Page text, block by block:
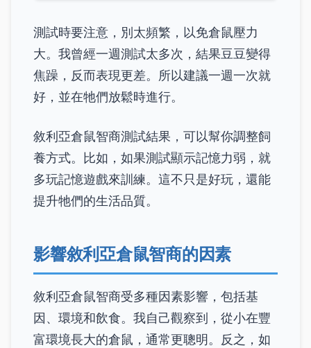
測試時要注意，別太頻繁，以免倉鼠壓力
大。我曾經一週測試太多次，結果豆豆變得
焦躁，反而表現更差。所以建議一週一次就
好，並在牠們放鬆時進行。
敘利亞倉鼠智商測試結果，可以幫你調整飼
養方式。比如，如果測試顯示記憶力弱，就
多玩記憶遊戲來訓練。這不只是好玩，還能
提升牠們的生活品質。
影響敘利亞倉鼠智商的因素
敘利亞倉鼠智商受多種因素影響，包括基
因、環境和飲食。我自己觀察到，從小在豐
富環境長大的倉鼠，通常更聰明。反之，如